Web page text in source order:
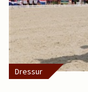
Dressur